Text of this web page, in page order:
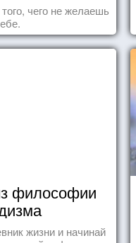
чего не желаешь
философии
жизни и начинай